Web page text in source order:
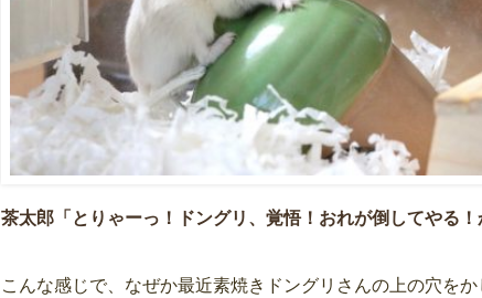
茶太郎「とりゃーっ！ドングリ、覚悟！おれが倒してやる！
こんな感じで、なぜか最近素焼きドングリさんの上の穴をか